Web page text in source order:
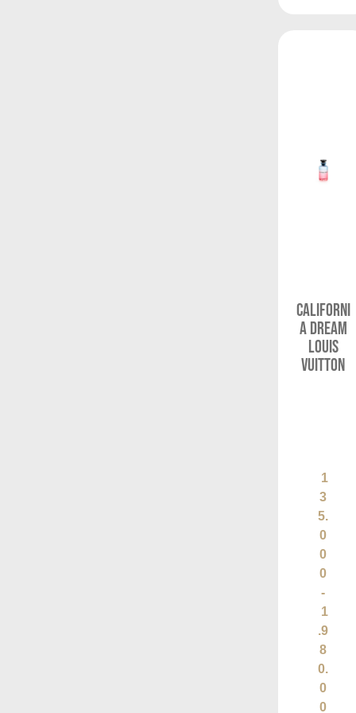
Californi
a Dream
Louis
Vuitton
1
3
5.
0
0
0
-
1
.9
8
0.
0
0